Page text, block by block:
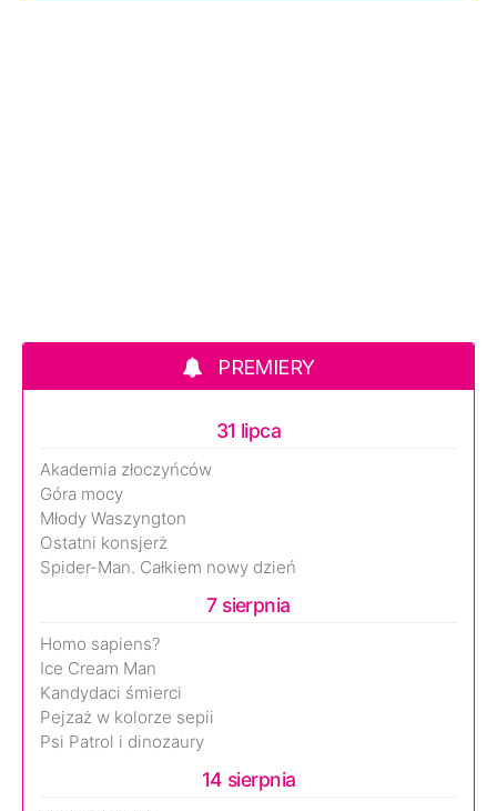
PREMIERY
31 lipca
Akademia złoczyńców
Góra mocy
Młody Waszyngton
Ostatni konsjerż
Spider-Man. Całkiem nowy dzień
7 sierpnia
Homo sapiens?
Ice Cream Man
Kandydaci śmierci
Pejzaż w kolorze sepii
Psi Patrol i dinozaury
14 sierpnia